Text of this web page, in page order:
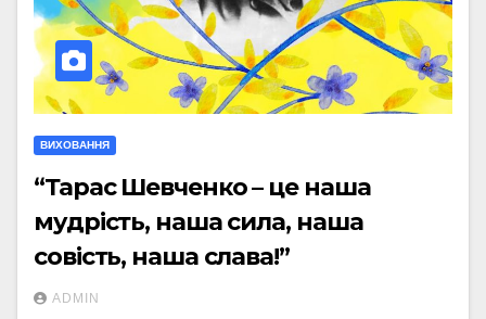
ВИХОВАННЯ
“Тарас Шевченко – це наша
мудрість, наша сила, наша
совість, наша слава!”
ADMIN